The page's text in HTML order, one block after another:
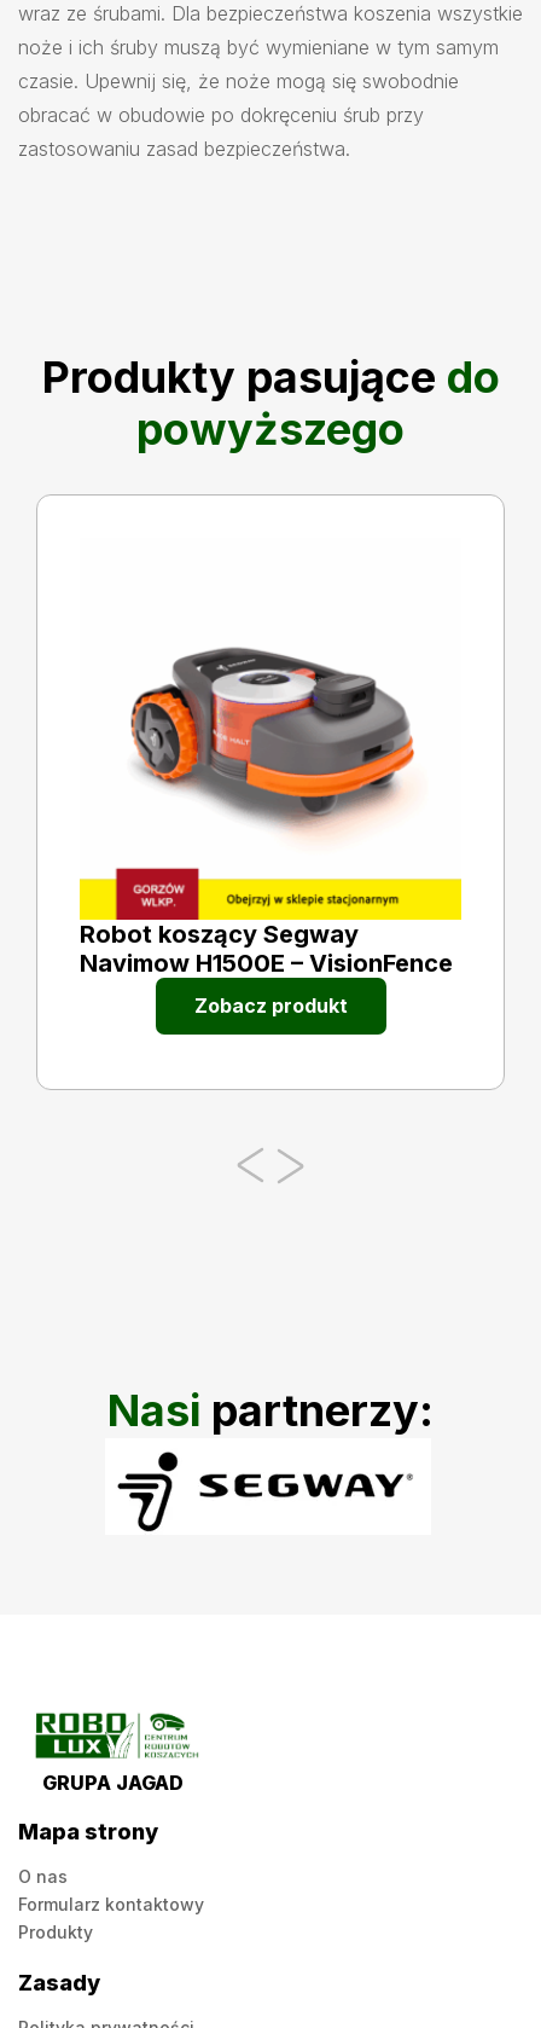
wraz ze śrubami. Dla bezpieczeństwa koszenia wszystkie
noże i ich śruby muszą być wymieniane w tym samym
czasie. Upewnij się, że noże mogą się swobodnie
obracać w obudowie po dokręceniu śrub przy
zastosowaniu zasad bezpieczeństwa.
Produkty pasujące do
powyższego
Robot koszący Segway
Navimow H1500E – VisionFence
Zobacz produkt
Nasi partnerzy:
GRUPA JAGAD
Mapa strony
O nas
Formularz kontaktowy
Produkty
Zasady